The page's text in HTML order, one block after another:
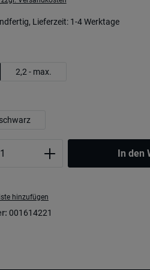
Lieferzeit: 1-4 Werktage
2,2 - max.
schwarz
Gib den In den
hinzufügen
001614221